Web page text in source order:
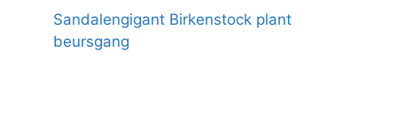
Sandalengigant Birkenstock plant
beursgang